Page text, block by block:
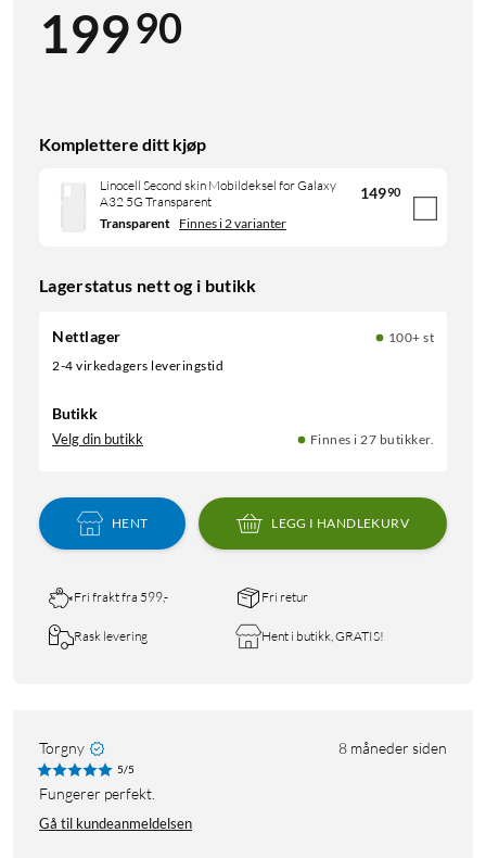
19990
Komplettere ditt kjøp
Linocell Second skin Mobildeksel for Galaxy
A32 5G Transparent
14990
Transparent Finnes i 2 varianter
Lagerstatus nett og i butikk
Nettlager
100+ st
2-4 virkedagers leveringstid
Butikk
Velg din butikk Finnes i 27 butikker.
HENT LEGG I HANDLEKURV
Fri frakt fra 599,- Fri retur
Rask levering Hent i butikk, GRATIS!
Torgny 8 måneder siden
5/5
Fungerer perfekt.
Gå til kundeanmeldelsen